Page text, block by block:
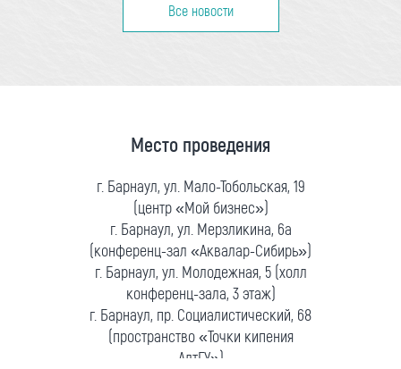
Все новости
Место проведения
г. Барнаул, ул. Мало-Тобольская, 19
(центр «Мой бизнес»)
г. Барнаул, ул. Мерзликина, 6а
(конференц-зал «Аквалар-Сибирь»)
г. Барнаул, ул. Молодежная, 5 (холл
конференц-зала, 3 этаж)
г. Барнаул, пр. Социалистический, 68
(пространство «Точки кипения
АлтГУ»)